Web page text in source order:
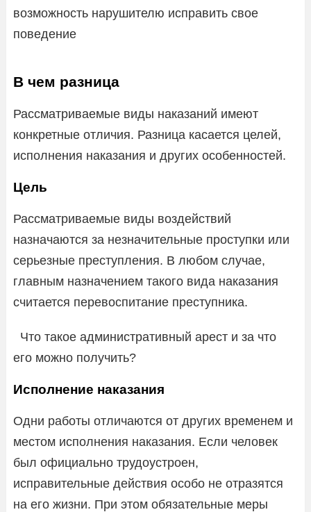
возможность нарушителю исправить свое
поведение
В чем разница
Рассматриваемые виды наказаний имеют
конкретные отличия. Разница касается целей,
исполнения наказания и других особенностей.
Цель
Рассматриваемые виды воздействий
назначаются за незначительные проступки или
серьезные преступления. В любом случае,
главным назначением такого вида наказания
считается перевоспитание преступника.
Что такое административный арест и за что
его можно получить?
Исполнение наказания
Одни работы отличаются от других временем и
местом исполнения наказания. Если человек
был официально трудоустроен,
исправительные действия особо не отразятся
на его жизни. При этом обязательные меры